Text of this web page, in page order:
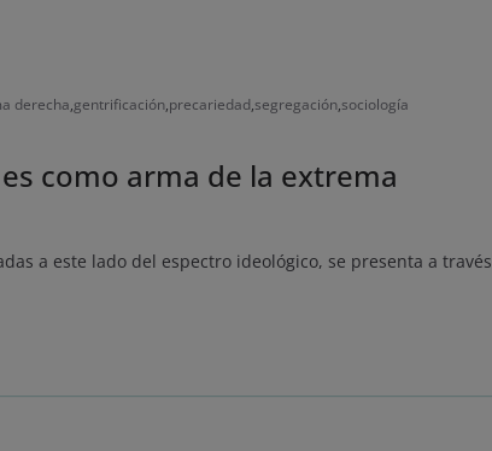
derecha,gentrificación,precariedad,segregación,sociología
como arma de la extrema
a este lado del espectro ideológico, se presenta a través